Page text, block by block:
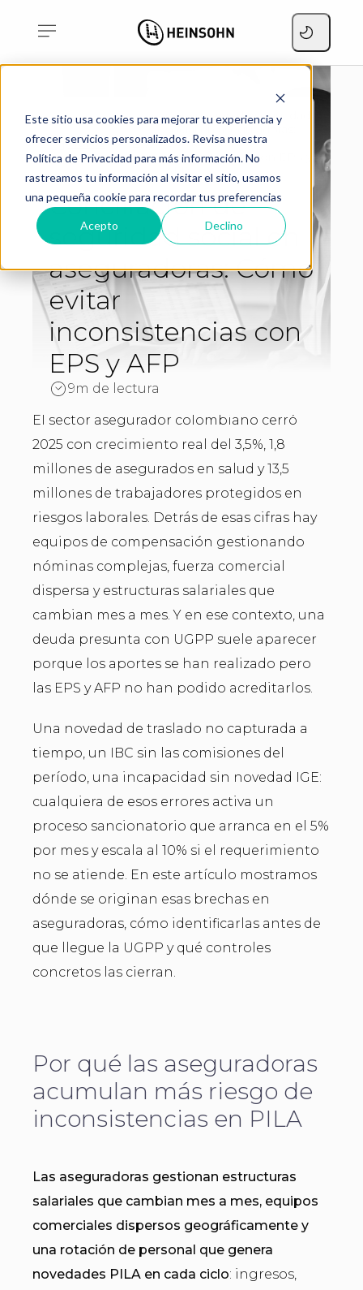
Este sitio usa cookies para mejorar tu experiencia y
ofrecer servicios personalizados. Revisa nuestra
Política de Privacidad para más información. No
rastreamos tu información al visitar el sitio, usamos
una pequeña cookie para recordar tus preferencias
Acepto Declino
Home Blog
Conciliación de seguridad
social en aseguradoras:
Cómo evitar
inconsistencias con EPS y
AFP
Conciliación de
seguridad social en
aseguradoras: Cómo
evitar
inconsistencias con
EPS y AFP
9m de lectura
El sector asegurador colombiano cerró
2025 con crecimiento real del 3,5%, 1,8
millones de asegurados en salud y 13,5
millones de trabajadores protegidos en
riesgos laborales. Detrás de esas cifras hay
equipos de compensación gestionando
nóminas complejas, fuerza comercial
dispersa y estructuras salariales que
cambian mes a mes. Y en ese contexto, una
deuda presunta con UGPP suele aparecer
porque los aportes se han realizado pero
las EPS y AFP no han podido acreditarlos.
Una novedad de traslado no capturada a
tiempo, un IBC sin las comisiones del
período, una incapacidad sin novedad IGE:
cualquiera de esos errores activa un
proceso sancionatorio que arranca en el 5%
por mes y escala al 10% si el requerimiento
no se atiende. En este artículo mostramos
dónde se originan esas brechas en
aseguradoras, cómo identificarlas antes de
que llegue la UGPP y qué controles
concretos las cierran.
Por qué las aseguradoras
acumulan más riesgo de
inconsistencias en PILA
Las aseguradoras gestionan estructuras
salariales que cambian mes a mes, equipos
comerciales dispersos geográficamente y
una rotación de personal que genera
novedades PILA en cada ciclo: ingresos,